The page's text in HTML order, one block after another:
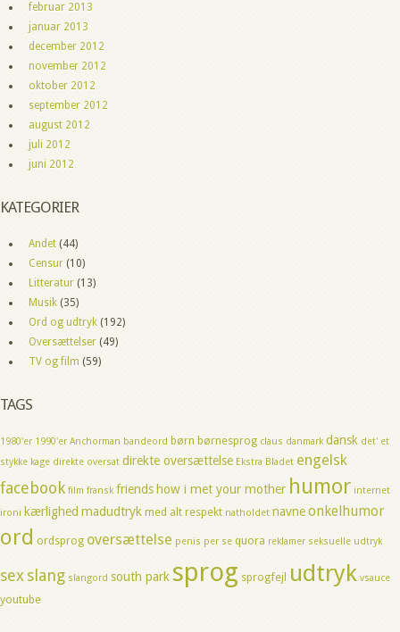
februar 2013
januar 2013
december 2012
november 2012
oktober 2012
september 2012
august 2012
juli 2012
juni 2012
KATEGORIER
Andet (44)
Censur (10)
Litteratur (13)
Musik (35)
Ord og udtryk (192)
Oversættelser (49)
TV og film (59)
TAGS
1980'er 1990'er Anchorman bandeord børn børnesprog claus danmark dansk det' et
stykke kage direkte oversat direkte oversættelse Ekstra Bladet engelsk
facebook film fransk friends how i met your mother humor internet
ironi kærlighed madudtryk med alt respekt natholdet navneonkelhumor
ord ordsprog oversættelse penis per se quora reklamer seksuelle udtryk
sexslang slangord south park sprog sprogfejl udtryk vsauce
youtube